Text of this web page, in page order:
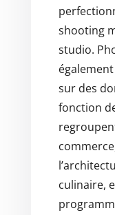
shooting
studio.
sur des
fonction
culinaire,